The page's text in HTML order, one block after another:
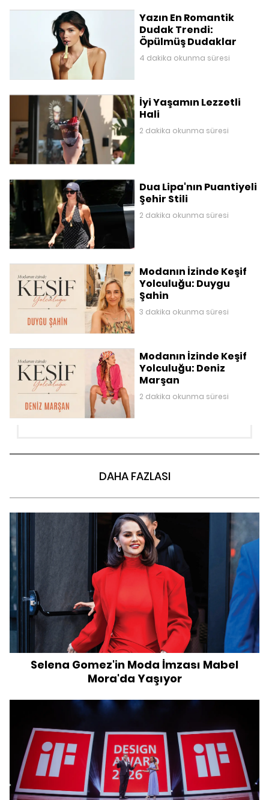
Yazın En Romantik
Dudak Trendi:
Öpülmüş Dudaklar
4 dakika okunma süresi
İyi Yaşamın Lezzetli
Hali
2 dakika okunma süresi
Dua Lipa'nın Puantiyeli
Şehir Stili
2 dakika okunma süresi
Modanın İzinde Keşif
Yolculuğu: Duygu
Şahin
3 dakika okunma süresi
Modanın İzinde Keşif
Yolculuğu: Deniz
Marşan
2 dakika okunma süresi
DAHA FAZLASI
Selena Gomez'in Moda İmzası Mabel
Mora'da Yaşıyor